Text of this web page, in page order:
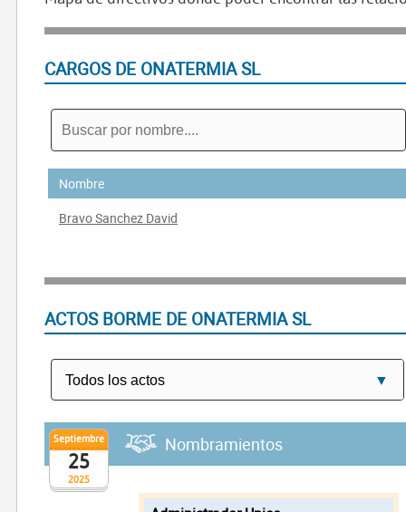
CARGOS DE ONATERMIA SL
Nombre
Bravo Sanchez David
ACTOS BORME DE ONATERMIA SL
2025
Septiembre
25
Nombramientos